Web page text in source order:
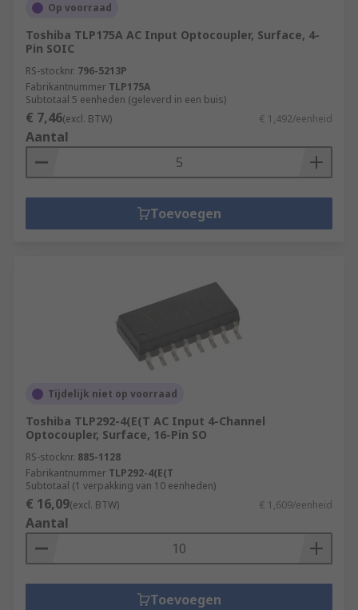
Op voorraad
Toshiba TLP175A AC Input Optocoupler, Surface, 4-
Pin SOIC
RS-stocknr. 796-5213P
Fabrikantnummer TLP175A
Subtotaal 5 eenheden (geleverd in een buis)
€ 7,46(excl. BTW) € 1,492/eenheid
Aantal
Toevoegen
Tijdelijk niet op voorraad
Toshiba TLP292-4(E(T AC Input 4-Channel
Optocoupler, Surface, 16-Pin SO
RS-stocknr. 885-1128
Fabrikantnummer TLP292-4(E(T
Subtotaal (1 verpakking van 10 eenheden)
€ 16,09(excl. BTW) € 1,609/eenheid
Aantal
Toevoegen